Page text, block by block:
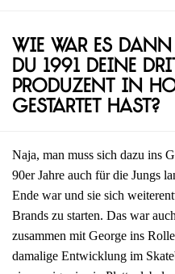
Wie war es
du 1991 deine
Produzent in
gestartet hast?
Naja, man muss sich dazu ins
90er Jahre auch für die Jungs
Ende war und sie sich
Brands zu starten. Das war
zusammen mit George ins
damalige Entwicklung im